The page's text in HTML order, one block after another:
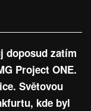
doposud zatím
Project ONE.
Světovou
kde byl